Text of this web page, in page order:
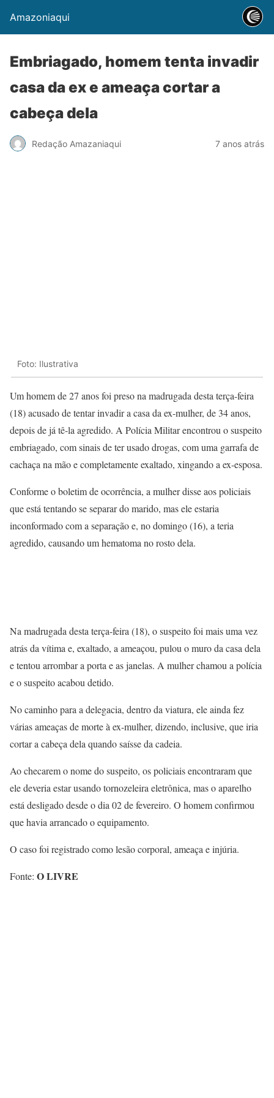
Amazoniaqui
Embriagado, homem tenta invadir
casa da ex e ameaça cortar a
cabeça dela
Redação Amazaniaqui 7 anos atrás
Foto: Ilustrativa
Um homem de 27 anos foi preso na madrugada desta terça-feira
(18) acusado de tentar invadir a casa da ex-mulher, de 34 anos,
depois de já tê-la agredido. A Polícia Militar encontrou o suspeito
embriagado, com sinais de ter usado drogas, com uma garrafa de
cachaça na mão e completamente exaltado, xingando a ex-esposa.
Conforme o boletim de ocorrência, a mulher disse aos policiais
que está tentando se separar do marido, mas ele estaria
inconformado com a separação e, no domingo (16), a teria
agredido, causando um hematoma no rosto dela.
Na madrugada desta terça-feira (18), o suspeito foi mais uma vez
atrás da vítima e, exaltado, a ameaçou, pulou o muro da casa dela
e tentou arrombar a porta e as janelas. A mulher chamou a polícia
e o suspeito acabou detido.
No caminho para a delegacia, dentro da viatura, ele ainda fez
várias ameaças de morte à ex-mulher, dizendo, inclusive, que iria
cortar a cabeça dela quando saísse da cadeia.
Ao checarem o nome do suspeito, os policiais encontraram que
ele deveria estar usando tornozeleira eletrônica, mas o aparelho
está desligado desde o dia 02 de fevereiro. O homem confirmou
que havia arrancado o equipamento.
O caso foi registrado como lesão corporal, ameaça e injúria.
Fonte: O LIVRE